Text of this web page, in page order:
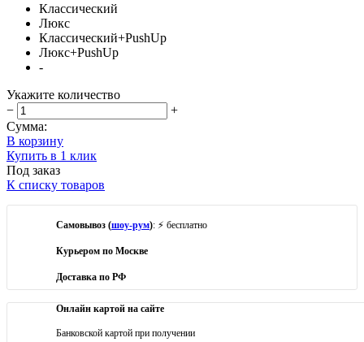
Классический
Люкс
Классический+PushUp
Люкс+PushUp
-
Укажите количество
−
+
Сумма:
В корзину
Купить в 1 клик
Под заказ
К списку товаров
Самовывоз (шоу-рум): ⚡ бесплатно
Курьером по Москве
Доставка по РФ
Онлайн картой на сайте
Банковской картой при получении